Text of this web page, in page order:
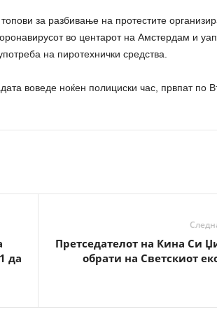
за разбивање на протестите
во центарот на Амстердам и
на пиротехнички средства.
воведе ноќен полициски час, првпат по
да
Претседателот на Кина Си
обрати на Светскиот